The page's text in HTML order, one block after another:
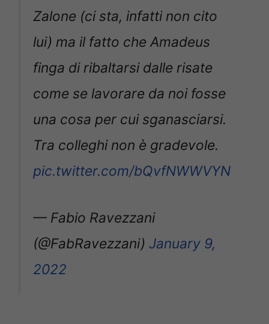
Zalone (ci sta, infatti non cito
lui) ma il fatto che Amadeus
finga di ribaltarsi dalle risate
come se lavorare da noi fosse
una cosa per cui sganasciarsi.
Tra colleghi non è gradevole.
pic.twitter.com/bQvfNWWVYN
— Fabio Ravezzani
(@FabRavezzani) January 9,
2022